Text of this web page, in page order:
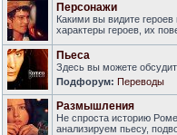
Персонажи
Какими вы видите
характеры героев, их
Пьеса
Здесь вы можете
Подфорум: Переводы
Размышления
Не спроста историю
анализируем пьесу,